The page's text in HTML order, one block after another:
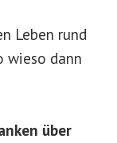
Leben rund
wieso dann
über